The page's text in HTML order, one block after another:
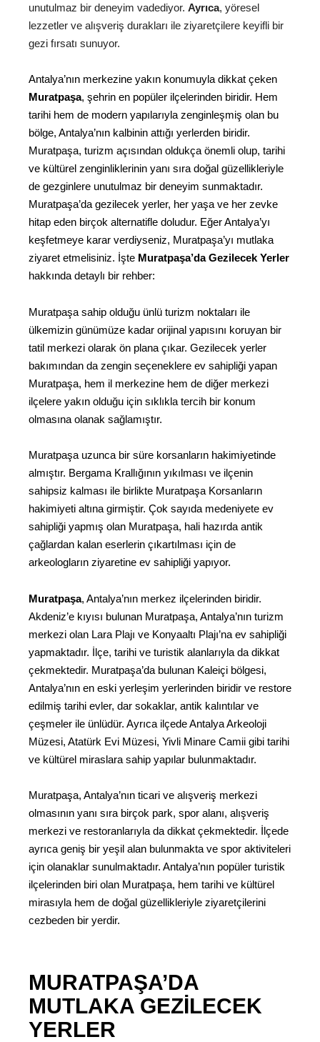
unutulmaz bir deneyim vadediyor. Ayrıca, yöresel
lezzetler ve alışveriş durakları ile ziyaretçilere keyifli bir
gezi fırsatı sunuyor.
Antalya’nın merkezine yakın konumuyla dikkat çeken
Muratpaşa, şehrin en popüler ilçelerinden biridir. Hem
tarihi hem de modern yapılarıyla zenginleşmiş olan bu
bölge, Antalya’nın kalbinin attığı yerlerden biridir.
Muratpaşa, turizm açısından oldukça önemli olup, tarihi
ve kültürel zenginliklerinin yanı sıra doğal güzellikleriyle
de gezginlere unutulmaz bir deneyim sunmaktadır.
Muratpaşa’da gezilecek yerler, her yaşa ve her zevke
hitap eden birçok alternatifle doludur. Eğer Antalya’yı
keşfetmeye karar verdiyseniz, Muratpaşa’yı mutlaka
ziyaret etmelisiniz. İşte Muratpaşa’da Gezilecek Yerler
hakkında detaylı bir rehber:
Muratpaşa sahip olduğu ünlü turizm noktaları ile
ülkemizin günümüze kadar orijinal yapısını koruyan bir
tatil merkezi olarak ön plana çıkar. Gezilecek yerler
bakımından da zengin seçeneklere ev sahipliği yapan
Muratpaşa, hem il merkezine hem de diğer merkezi
ilçelere yakın olduğu için sıklıkla tercih bir konum
olmasına olanak sağlamıştır.
Muratpaşa uzunca bir süre korsanların hakimiyetinde
almıştır. Bergama Krallığının yıkılması ve ilçenin
sahipsiz kalması ile birlikte Muratpaşa Korsanların
hakimiyeti altına girmiştir. Çok sayıda medeniyete ev
sahipliği yapmış olan Muratpaşa, hali hazırda antik
çağlardan kalan eserlerin çıkartılması için de
arkeologların ziyaretine ev sahipliği yapıyor.
Muratpaşa, Antalya’nın merkez ilçelerinden biridir.
Akdeniz’e kıyısı bulunan Muratpaşa, Antalya’nın turizm
merkezi olan Lara Plajı ve Konyaaltı Plajı’na ev sahipliği
yapmaktadır. İlçe, tarihi ve turistik alanlarıyla da dikkat
çekmektedir. Muratpaşa’da bulunan Kaleiçi bölgesi,
Antalya’nın en eski yerleşim yerlerinden biridir ve restore
edilmiş tarihi evler, dar sokaklar, antik kalıntılar ve
çeşmeler ile ünlüdür. Ayrıca ilçede Antalya Arkeoloji
Müzesi, Atatürk Evi Müzesi, Yivli Minare Camii gibi tarihi
ve kültürel miraslara sahip yapılar bulunmaktadır.
Muratpaşa, Antalya’nın ticari ve alışveriş merkezi
olmasının yanı sıra birçok park, spor alanı, alışveriş
merkezi ve restoranlarıyla da dikkat çekmektedir. İlçede
ayrıca geniş bir yeşil alan bulunmakta ve spor aktiviteleri
için olanaklar sunulmaktadır. Antalya’nın popüler turistik
ilçelerinden biri olan Muratpaşa, hem tarihi ve kültürel
mirasıyla hem de doğal güzellikleriyle ziyaretçilerini
cezbeden bir yerdir.
MURATPAŞA’DA
MUTLAKA GEZILECEK
YERLER